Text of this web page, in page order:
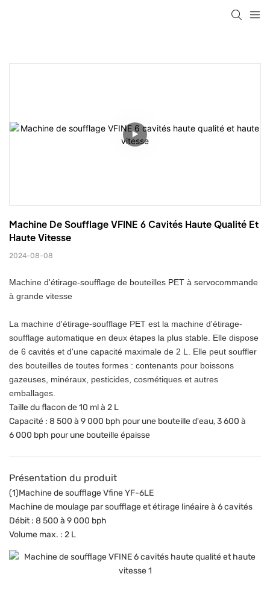
Machine De Soufflage VFINE 6 Cavités Haute Qualité Et
Haute Vitesse
2024-08-08
Machine d'étirage-soufflage de bouteilles PET à servocommande
à grande vitesse
La machine d'étirage-soufflage PET est la machine d'étirage-
soufflage automatique en deux étapes la plus stable. Elle dispose
de 6 cavités et d'une capacité maximale de 2 L. Elle peut souffler
des bouteilles de toutes formes : contenants pour boissons
gazeuses, minéraux, pesticides, cosmétiques et autres
emballages.
Taille du flacon de 10 ml à 2 L
Capacité : 8 500 à 9 000 bph pour une bouteille d'eau, 3 600 à
6 000 bph pour une bouteille épaisse
Présentation du produit
(1)Machine de soufflage Vfine YF-6LE
Machine de moulage par soufflage et étirage linéaire à 6 cavités
Débit : 8 500 à 9 000 bph
Volume max. : 2 L